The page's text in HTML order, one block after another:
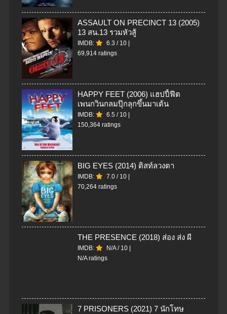
ASSAULT ON PRECINCT 13 (2005)
13 สน.13 รวมหัวสู้
IMDB: 6.3 / 10
69,914 ratings
HAPPY FEET (2006) แฮปปี้ฟีต
เพนกวินกลมปุ๊กลุกขึ้นมาเต้น
IMDB: 6.5 / 10
150,364 ratings
BIG EYES (2014) ติสท์ลวงตา
IMDB: 7.0 / 10
70,264 ratings
THE PRESENCE (2018) ส่อง ส่ง ผี
IMDB: N/A/ 10
N/A ratings
7 PRISONERS (2021) 7 นักโทษ